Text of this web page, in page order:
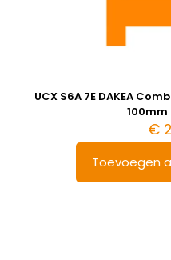
UCX S6A 7E DAKEA
100mm
€
Toevoegen